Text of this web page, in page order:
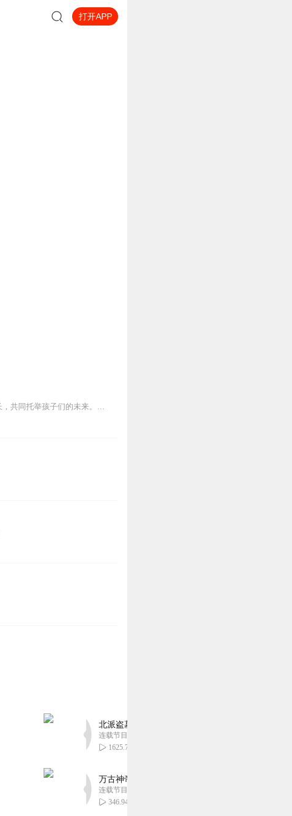
打开APP
本专辑原名《背经童子功》，现名《托举明天的太阳》，旨在同各位家长一同学习成长，共同托举孩子们的未来。建议在100集以后听，前面六十多集都是跟孩子一起诵读中国经典...
北派盗墓笔记丨头陀渊出品丨悬疑灵异丨摸金校尉
连载节目超四百集
1625.73万
万古神帝丨玄幻丨热血丨紫襟团队演播丨多人有声
连载节目超二百集
346.94万